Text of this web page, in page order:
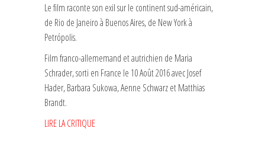
Le film raconte son exil sur le continent sud-américain,
de Rio de Janeiro à Buenos Aires, de New York à
Petrópolis.
Film franco-allememand et autrichien de Maria
Schrader, sorti en France le 10 Août 2016 avec Josef
Hader, Barbara Sukowa, Aenne Schwarz et Matthias
Brandt.
LIRE LA CRITIQUE